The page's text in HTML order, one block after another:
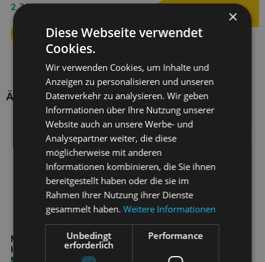
2,70€
Ähnliche Produkte
MEGAVIT Multi Vit Canis für
Hunde
Nahrungsergänzungsmittel 150
×
Diese Webseite verwendet
Cookies.
Wir verwenden Cookies, um Inhalte und
Anzeigen zu personalisieren und unseren
Datenverkehr zu analysieren. Wir geben
Informationen über Ihre Nutzung unserer
Website auch an unsere Werbe- und
Analysepartner weiter, die diese
möglicherweise mit anderen
Informationen kombinieren, die Sie ihnen
bereitgestellt haben oder die sie im
Rahmen Ihrer Nutzung ihrer Dienste
gesammelt haben.Weitere Informationen
Unbedingt
erforderlich
Performance